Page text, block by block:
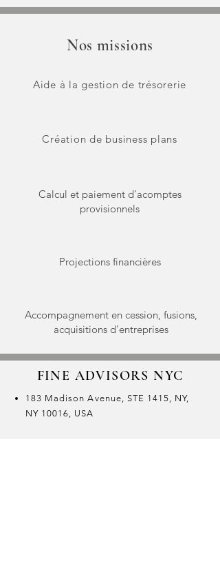
Nos missions
Aide à la gestion de trésorerie
Création de business plans
Calcul et paiement d'acomptes
provisionnels
Projections financières
Accompagnement en cession, fusions,
acquisitions d'entreprises
FINE ADVISORS NYC
183 Madison Avenue, STE 1415, NY,
NY 10016, USA